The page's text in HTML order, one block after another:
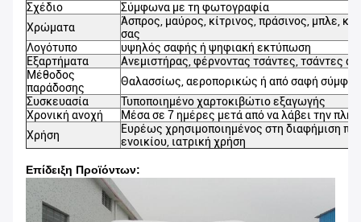
Σχέδιο
Σύμφωνα με τη φωτογραφία
Χρώματα
Άσπρος, μαύρος, κίτρινος, πράσινος, μπλε,
σας
Λογότυπο
υψηλός σαφής ή ψηφιακή εκτύπωση
Εξαρτήματα
Ανεμιστήρας, φέρνοντας τσάντες, τσάντες
Μέθοδος
παράδοσης
Θαλασσίως, αεροπορικώς ή από σαφή
Συσκευασία
Τυποποιημένο χαρτοκιβώτιο εξαγωγής
Χρονική ανοχή
Μέσα σε 7 ημέρες μετά από να λάβει την
Χρήση
Ευρέως χρησιμοποιημένος στη διαφήμιση
ενοικίου, ιατρική χρήση
Επίδειξη Προϊόντων: